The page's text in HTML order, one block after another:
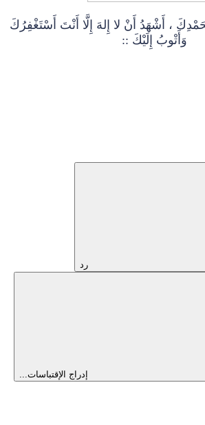
، أَشْهَدُ أَنْ لا إِلهَ إِلَّا أَنْتَ أَسْتَغْفِرُكَ
وَأَتْوبُ إِلَيْكَ ::